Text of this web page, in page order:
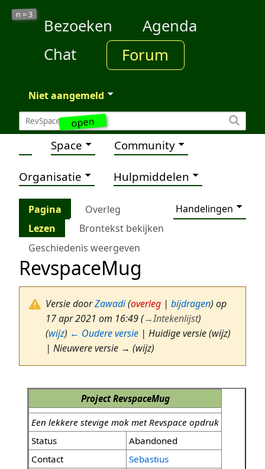
open
n =3
Bezoeken
Agenda
Chat
Forum
Niet aangemeld
Space Community
Organisatie Hulpmiddelen
Pagina Overleg
Handelingen
Lezen
Brontekst bekijken
Geschiedenis weergeven
RevspaceMug
Versie doorZawadi(overleg | bijdragen) op
17 apr 2021 om 16:49(→Intekenlijst)
(wijz) ← Oudere versie | Huidige versie (wijz)
| Nieuwere versie → (wijz)
Project RevspaceMug
Een lekkere stevige mok met Revspace opdruk
Status
Abandoned
Contact
Sebastius